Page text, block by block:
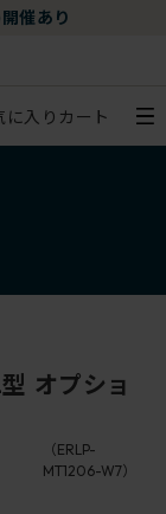
催あり
に入り カート
オプショ
（ERLP-
MT1206-W7）